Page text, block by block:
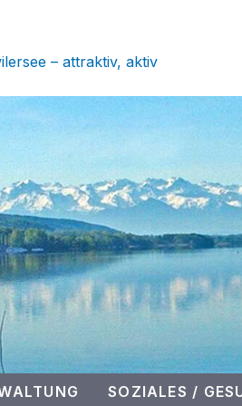
– attraktiv, aktiv
SOZIALES /